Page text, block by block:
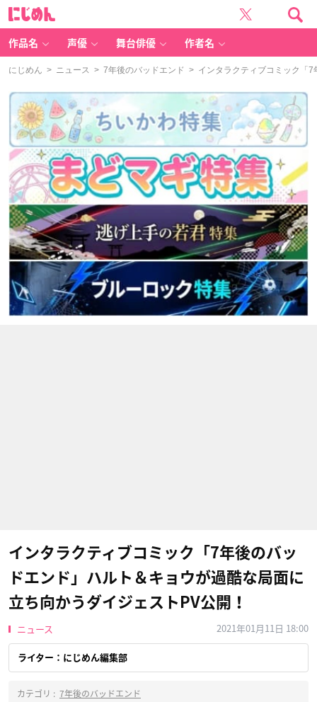
作品名 声優 舞台俳優 作者名
にじめん > ニュース > 7年後のバッドエンド > インタラクティブコミック「7
インタラクティブコミック「7年後のバッ
ドエンド」ハルト＆キョウが過酷な局面に
立ち向かうダイジェストPV公開！
ニュース 2021年01月11日 18:00
ライター：にじめん編集部
カテゴリ : 7年後のバッドエンド